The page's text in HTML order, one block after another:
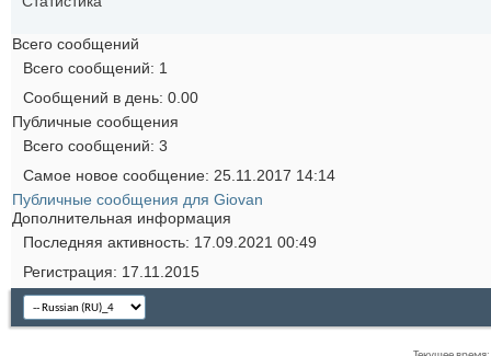
Всего сообщений
Всего сообщений
1
Сообщений в день 0.00
Публичные сообщения
Всего сообщений 3
Самое новое сообщение 25.11.2017 14:14
Публичные сообщения для Giovan
Дополнительная информация
Последняя активность 17.09.2021 00:49
Регистрация
17.11.2015